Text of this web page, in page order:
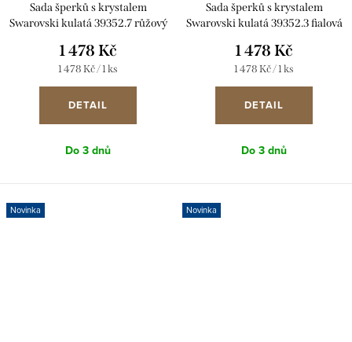
Sada šperků s krystalem
Swarovski kulatá 39352.7 růžový
1 478 Kč
Měrná
1 478 Kč / 1 ks
DETAIL
Do 3 dnů
Sada šperků s krystalem
Swarovski kulatá 39352.3 fialová
1 478 Kč
Měrná
1 478 Kč / 1 ks
DETAIL
Do 3 dnů
Novinka Novinka